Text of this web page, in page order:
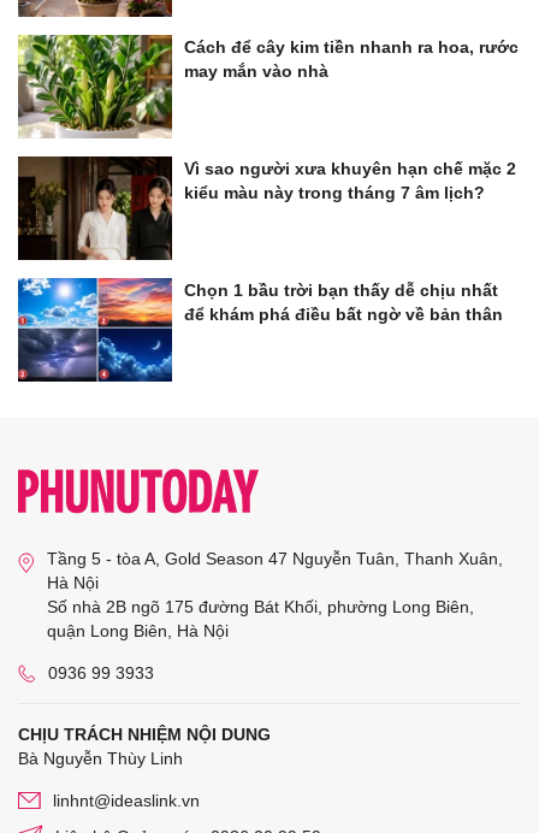
Cách để cây kim tiền nhanh ra hoa, rước
may mắn vào nhà
Vì sao người xưa khuyên hạn chế mặc 2
kiểu màu này trong tháng 7 âm lịch?
Chọn 1 bầu trời bạn thấy dễ chịu nhất
để khám phá điều bất ngờ về bản thân
Tầng 5 - tòa A, Gold Season 47 Nguyễn Tuân, Thanh Xuân,
Hà Nội
Số nhà 2B ngõ 175 đường Bát Khối, phường Long Biên,
quận Long Biên, Hà Nội
0936 99 3933
CHỊU TRÁCH NHIỆM NỘI DUNG
Bà Nguyễn Thùy Linh
linhnt@ideaslink.vn